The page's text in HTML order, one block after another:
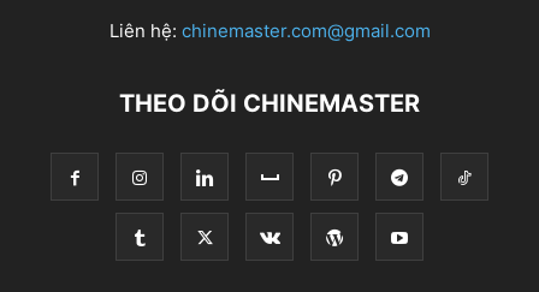
Liên hệ: chinemaster.com@gmail.com
THEO DÕI CHINEMASTER